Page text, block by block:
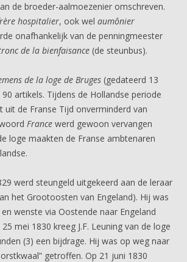
de broeder-aalmoezenier omschreven.
hospitalier, ook wel aumônier
onafhankelijk van de penningmeester
de la bienfaisance (de steunbus).
de la loge de Bruges (gedateerd 13
artikels. Tijdens de Hollandse periode
uit de Franse Tijd onverminderd van
France werd gewoon vervangen
loge maakten de Franse ambtenaren
werd steungeld uitgekeerd aan de leraar
het Grootoosten van Engeland). Hij was
wenste via Oostende naar Engeland
mei 1830 kreeg J.F. Leuning van de loge
(3) een bijdrage. Hij was op weg naar
getroffen. Op 21 juni 1830